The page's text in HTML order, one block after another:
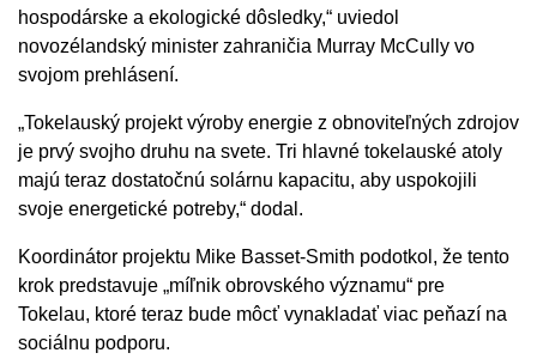
hospodárske a ekologické dôsledky,“ uviedol
novozélandský minister zahraničia Murray McCully vo
svojom prehlásení.
„Tokelauský projekt výroby energie z obnoviteľných zdrojov
je prvý svojho druhu na svete. Tri hlavné tokelauské atoly
majú teraz dostatočnú solárnu kapacitu, aby uspokojili
svoje energetické potreby,“ dodal.
Koordinátor projektu Mike Basset-Smith podotkol, že tento
krok predstavuje „míľnik obrovského významu“ pre
Tokelau, ktoré teraz bude môcť vynakladať viac peňazí na
sociálnu podporu.